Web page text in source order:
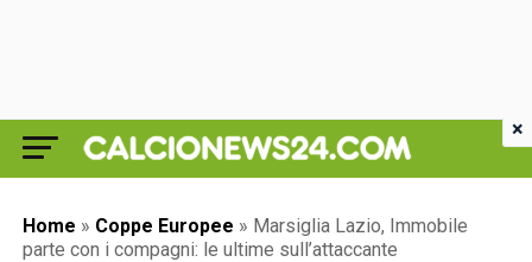
Home » Coppe Europee » Marsiglia Lazio, Immobile
parte con i compagni: le ultime sull’attaccante
×